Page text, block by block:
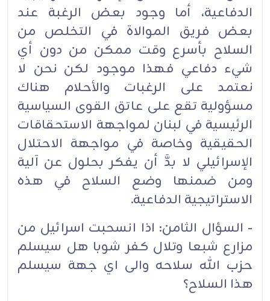
الدفاعية، أما وجود بعض الرغبة عند
بعض فريق الموالاة في التخلص من
السلاح بأسرع وقت ممكن من دون أي
شيء دفاعي فهذا موجود لكن نحن لا
نعتمد على الرغبات والأحلام هناك
مسؤولية تقع على عاتق القوى السياسية
الرئيسية في لبنان لمواجهة الاستحقاقات
الحقيقية وخاصة في مواجهة الاحتلال
الإسرائيلي لا بدَّ أن يفكر بحلول عن آلية
ومن ضمنها وضع السلاح في هذه
الاستراتيجية الدفاعية.
- السؤال الثامن: اذا انسحبت اسرائيل من
مزارع شبعا وتلال كفر شوبا هل سيسلم
حزب الله سلاحه والى اي جهة سيسلم
هذا السلاح؟